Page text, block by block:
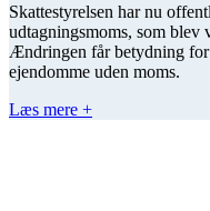
Skattestyrelsen har nu
udtagningsmoms, som blev
Ændringen får betydning
ejendomme uden moms.
Læs mere +